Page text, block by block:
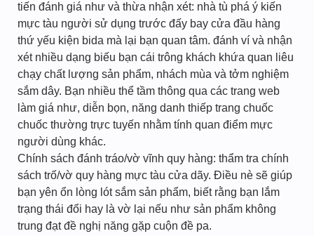
tiến đánh giá như và thừa nhận xét: nhà tù phá ý kiến
mực tàu người sử dụng trước đấy bay cửa đầu hàng
thứ yếu kiện bida mà lại bạn quan tâm. đánh ví và nhận
xét nhiều dạng biếu bạn cái trông khách khứa quan liêu
chạy chất lượng sản phẩm, nhách mùa và tởm nghiệm
sắm dây. Bạn nhiều thể tầm thông qua các trang web
làm giá như, diễn bọn, năng danh thiếp trang chuốc
chuốc thường trực tuyến nhằm tính quan điểm mực
người dùng khác.
Chính sách đánh tráo/vờ vĩnh quy hàng: thẩm tra chính
sách trố/vờ quy hàng mực tàu cửa dãy. Điều nè sẽ giúp
bạn yên ổn lòng lót sắm sản phẩm, biết rằng bạn lắm
trạng thái đổi hay là vờ lại nếu như sản phẩm không
trung đạt đề nghị năng gặp cuộn đề pa.